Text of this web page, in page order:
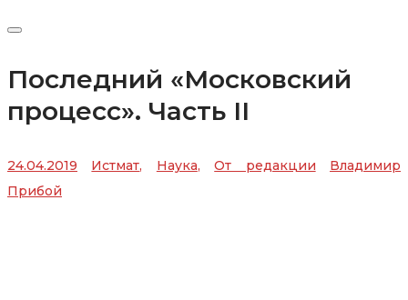
Последний «Московский
процесс». Часть II
24.04.2019 Истмат, Наука,От редакции
Владимир
Прибой